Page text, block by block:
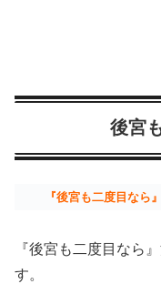
後宮
『後宮も二度目なら
『後宮も二度目なら
す。